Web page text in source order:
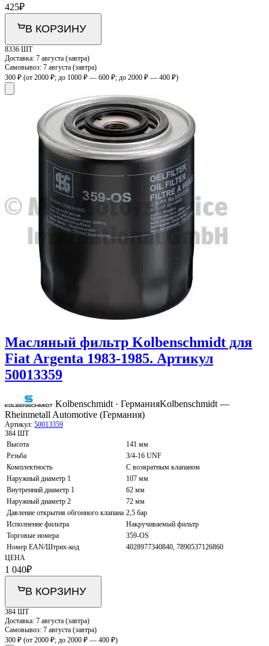
425₽
В КОРЗИНУ
8336 ШТ
Доставка: 7 августа (завтра)
Самовывоз: 7 августа (завтра)
300 ₽ (от 2000 ₽; до 1000 ₽ — 600 ₽; до 2000 ₽ — 400 ₽)
Масляный фильтр Kolbenschmidt для
Fiat Argenta 1983-1985. Артикул
50013359
Kolbenschmidt · ГерманияKolbenschmidt —
Rheinmetall Automotive (Германия)
Артикул: 50013359
384 ШТ
Высота
141 мм
Резьба
3/4-16 UNF
Комплектность
С возвратным клапаном
Наружный диаметр 1
107 мм
Внутренний диаметр 1
62 мм
Наружный диаметр 2
72 мм
Давление открытия обгонного клапана 2,5 бар
Исполнение фильтра
Накручиваемый фильтр
Торговые номера
359-OS
Номер EAN/Штрих-код
4028977340840, 7890537126860
ЦЕНА
1 040₽
В КОРЗИНУ
384 ШТ
Доставка: 7 августа (завтра)
Самовывоз: 7 августа (завтра)
300 ₽ (от 2000 ₽; до 2000 ₽ — 400 ₽)